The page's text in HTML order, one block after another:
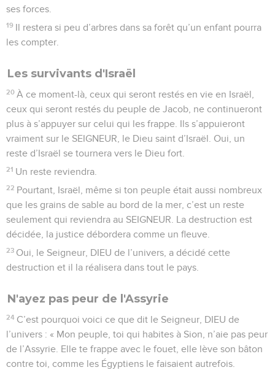
ses forces.
19 Il restera si peu d’arbres dans sa forêt qu’un enfant pourra
les compter.
Les survivants d'Israël
20 À ce moment-là, ceux qui seront restés en vie en Israël,
ceux qui seront restés du peuple de Jacob, ne continueront
plus à s’appuyer sur celui qui les frappe. Ils s’appuieront
vraiment sur le SEIGNEUR, le Dieu saint d’Israël. Oui, un
reste d’Israël se tournera vers le Dieu fort.
21 Un reste reviendra.
22 Pourtant, Israël, même si ton peuple était aussi nombreux
que les grains de sable au bord de la mer, c’est un reste
seulement qui reviendra au SEIGNEUR. La destruction est
décidée, la justice débordera comme un fleuve.
23 Oui, le Seigneur, DIEU de l’univers, a décidé cette
destruction et il la réalisera dans tout le pays.
N'ayez pas peur de l'Assyrie
24 C’est pourquoi voici ce que dit le Seigneur, DIEU de
l’univers : « Mon peuple, toi qui habites à Sion, n’aie pas peur
de l’Assyrie. Elle te frappe avec le fouet, elle lève son bâton
contre toi, comme les Égyptiens le faisaient autrefois.